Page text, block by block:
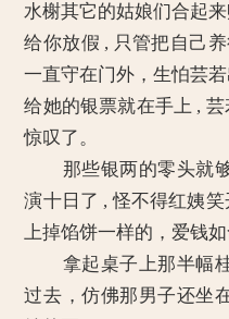
水榭其它的姑娘们合起
给你放假 , 只管把自己
一直守在门外，生怕芸
给她的银票就在手上 ,
惊叹了。
那些银两的零头就够
演十日了 , 怪不得红姨
上掉馅饼一样的，爱钱
拿起桌子上那半幅桂
过去，仿佛那男子还坐